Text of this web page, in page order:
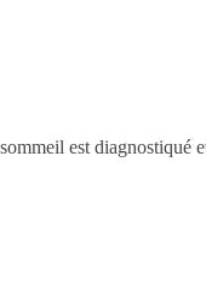
est diagnostiqué